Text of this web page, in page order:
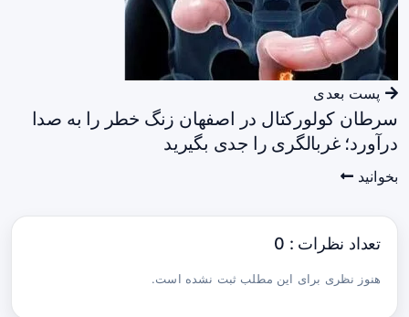
پست بعدی
سرطان کولورکتال در اصفهان زنگ خطر را به صدا
درآورد؛ غربالگری را جدی بگیرید
بخوانید
تعداد نظرات : 0
هنوز نظری برای این مطلب ثبت نشده است.